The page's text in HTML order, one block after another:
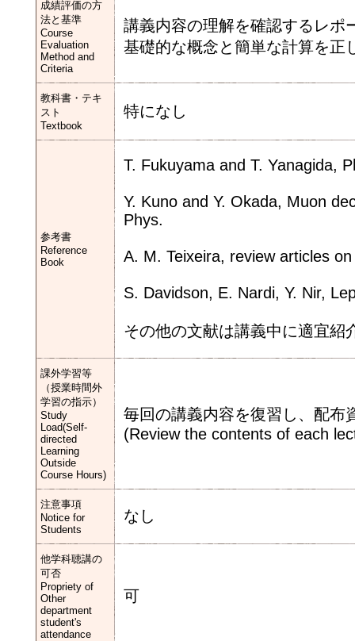
成績評価の方
法と基準
Course
Evaluation
Method and
Criteria
講義内容の理解を確認するレポ
基礎的な概念と簡単な計算を正
教科書・テキ
スト
Textbook
特になし
参考書
Reference
Book
T. Fukuyama and T. Yanagida,
Y. Kuno and Y. Okada, Muon
Phys.
A. M. Teixeira, review articles
S. Davidson, E. Nardi, Y. Nir,
その他の文献は講義中に適宜紹
課外学習等
（授業時間外
学習の指示）
Study
Load(Self-
directed
Learning
Outside
Course Hours)
毎回の講義内容を復習し、配布
(Review the contents of each
注意事項
Notice for
Students
なし
他学科聴講の
可否
Propriety of
Other
department
student's
attendance
可